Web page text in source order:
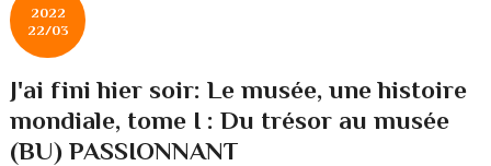
2022
22/03
J'ai fini hier soir: Le musée, une histoire
mondiale, tome I : Du trésor au musée
(BU) PASSIONNANT